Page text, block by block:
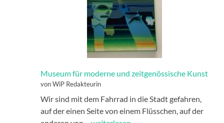
Museum für moderne und zeitgenössische Kunst
von WiP Redakteurin
Wir sind mit dem Fahrrad in die Stadt gefahren,
auf der einen Seite von einem Flüsschen, auf der